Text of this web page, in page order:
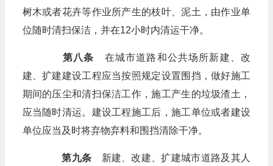
树木或者花卉等作业所产生的枝叶、泥土，由作业单
位随时清扫保洁，并在12小时内清运干净。
第八条 在城市道路和公共场所新建、改
建、扩建建设工程应当按照规定设置围挡，做好施工
期间的压尘和清扫保洁工作，施工产生的垃圾渣土，
应当随时清运。建设工程施工后，施工单位或者建设
单位应当及时将弃物弃料和围挡清除干净。
第九条 新建、改建、扩建城市道路及其人